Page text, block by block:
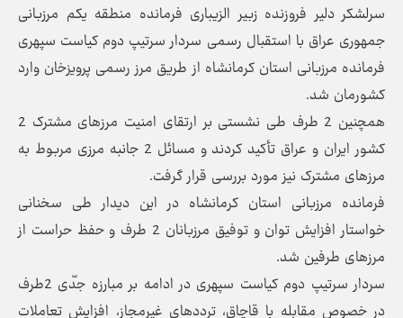
سرلشکر دلیر فروزنده زبیر الزیباری فرمانده منطقه یکم مرزبانی
جمهوری عراق با استقبال رسمی سردار سرتیپ دوم کیاست سپهری
فرمانده مرزبانی استان کرمانشاه از طریق مرز رسمی پرویزخان وارد
کشورمان شد.
همچنین 2 طرف طی نشستی بر ارتقای امنیت مرزهای مشترک 2
کشور ایران و عراق تأکید کردند و مسائل 2 جانبه مرزی مربوط به
مرزهای مشترک نیز مورد بررسی قرار گرفت.
فرمانده مرزبانی استان کرمانشاه در این دیدار طی سخنانی
خواستار افزایش توان و توفیق مرزبانان 2 طرف و حفظ حراست از
مرزهای طرفین شد.
سردار سرتیپ دوم کیاست سپهری در ادامه بر مبارزه جدّی 2طرف
در خصوص مقابله با قاچاق، ترددهای غیرمجاز، افزایش تعاملات